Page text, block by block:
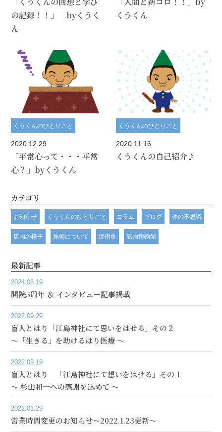
の記録！！」 byくうく
ん
くうくん
くうくんのひとりごと
2020.12.29
「平常心って・・・平常
心？」byくうくん
くうくんのひとりごと
2020.11.16
くうくんの自己紹介♪
カテゴリ
お知らせ くうくんのひとりごと コラム ブログ 体の不思議
店内の様子 施術について 症例集 筋肉博物館
最新記事
2024.06.19
開院5周年 ＆ インタビュー記事掲載
2022.09.29
盲人とはり「江島神社にて思いをはせる」その２
～「生きる」を助けるはり医療 ～
2022.09.19
盲人とはり 「江島神社にて想いをはせる」その１
～ 杉山和一への感謝を込めて ～
2022.01.29
営業時間変更のお知らせ～2022.1.23更新～